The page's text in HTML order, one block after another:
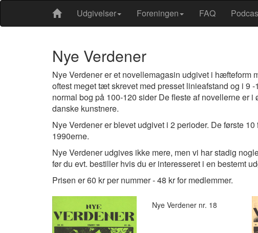
Udgivelser Foreningen FAQ
Nye Verdener
Nye Verdener er et novellemagasin udgivet i hæfteform
oftest meget tæt skrevet med presset linieafstand og i 9
normal bog på 100-120 sider De fleste af novellerne er
danske kunstnere.
Nye Verdener er blevet udgivet i 2 perioder. De første
1990erne.
Nye Verdener udgives ikke mere, men vi har stadig
før du evt. bestiller hvis du er interesseret i en bestemt
Prisen er 60 kr per nummer - 48 kr for medlemmer.
Nye Verdener nr. 18